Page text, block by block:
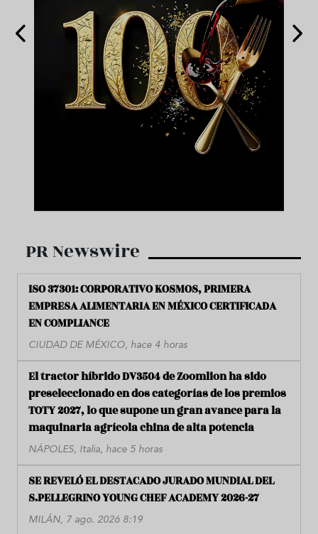
PR Newswire
ISO 37301: CORPORATIVO KOSMOS, PRIMERA
EMPRESA ALIMENTARIA EN MÉXICO CERTIFICADA
EN COMPLIANCE
CIUDAD DE MÉXICO, hace 4 horas
El tractor híbrido DV3504 de Zoomlion ha sido
preseleccionado en dos categorías de los premios
TOTY 2027, lo que supone un gran avance para la
maquinaria agrícola china de alta potencia
NÁPOLES, Italia, hace 5 horas
SE REVELÓ EL DESTACADO JURADO MUNDIAL DEL
S.PELLEGRINO YOUNG CHEF ACADEMY 2026-27
MILÁN, 7 ago. 2026 8:19